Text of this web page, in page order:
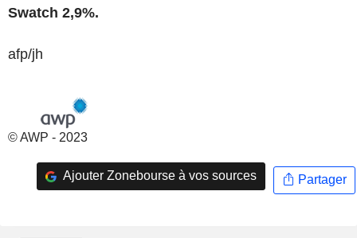
Swatch 2,9%.
afp/jh
© AWP - 2023
Ajouter Zonebourse à vos sources Partager